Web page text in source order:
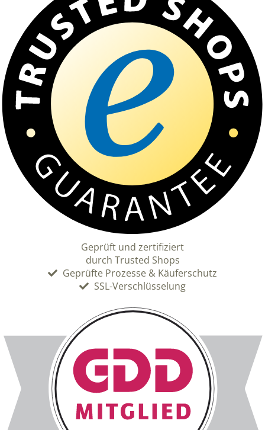
Geprüft und zertifiziert
durch Trusted Shops
Geprüfte Prozesse & Käuferschutz
SSL-Verschlüsselung